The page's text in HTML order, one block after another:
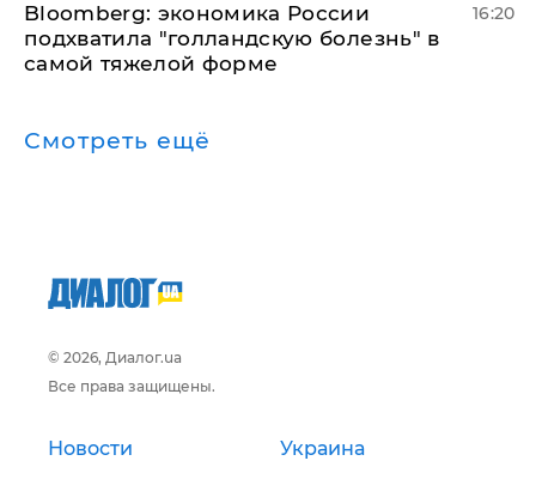
Bloomberg: экономика России
подхватила "голландскую болезнь" в
самой тяжелой форме
16:20
Смотреть ещё
© 2026, Диалог.ua
Все права защищены.
Новости Украина